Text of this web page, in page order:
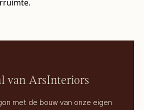
van ArsInteriors
met de bouw van onze eigen